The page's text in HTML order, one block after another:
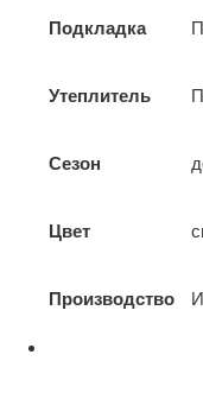
Подкладка
Утеплитель
Сезон
Цвет
Производство